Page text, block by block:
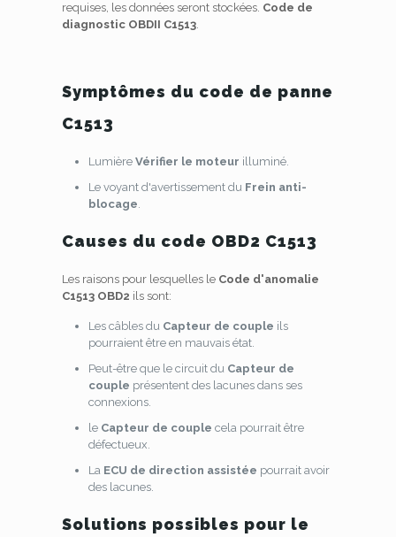
requises, les données seront stockées. Code de
diagnostic OBDII C1513.
Symptômes du code de panne
C1513
Lumière Vérifier le moteur illuminé.
Le voyant d'avertissement du Frein anti-
blocage.
Causes du code OBD2 C1513
Les raisons pour lesquelles le Code d'anomalie
C1513 OBD2 ils sont:
Les câbles du Capteur de couple ils
pourraient être en mauvais état.
Peut-être que le circuit du Capteur de
couple présentent des lacunes dans ses
connexions.
le Capteur de couple cela pourrait être
défectueux.
La ECU de direction assistée pourrait avoir
des lacunes.
Solutions possibles pour le